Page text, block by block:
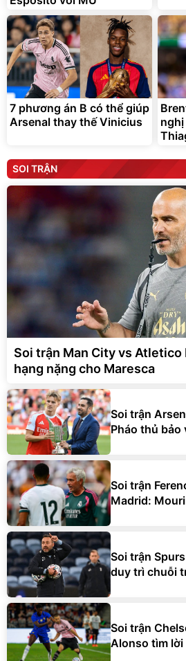
7 phương án B có thể giúp
Arsenal thay thế Vinicius
SOI TRẬN
Soi trận Man City vs Atletico
hạng nặng cho Maresca
Soi trận
Pháo thủ bảo
Soi trận
Madrid:
Soi trận
duy trì chuỗi
Soi trận
Alonso tìm lời